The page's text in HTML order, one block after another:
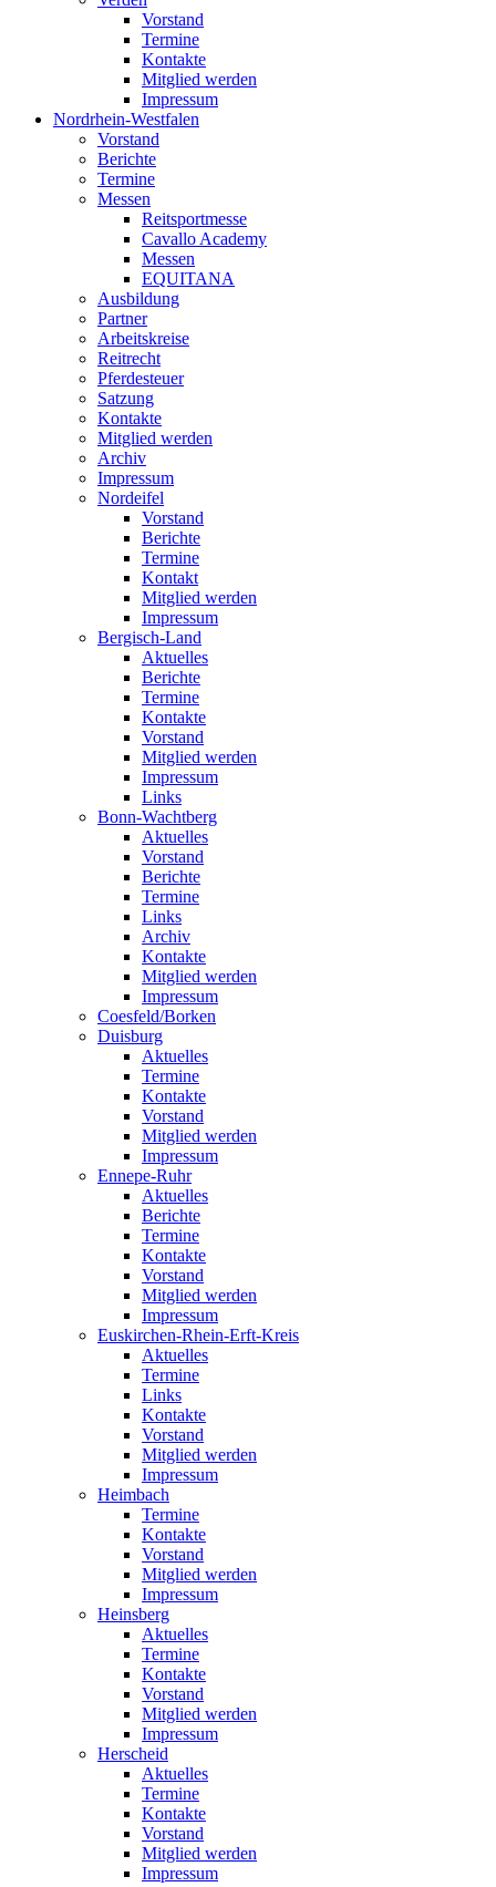
Vorstand
Termine
Kontakte
Mitglied werden
Impressum
Nordrhein-Westfalen
Vorstand
Berichte
Termine
Messen
Reitsportmesse
Cavallo Academy
Messen
EQUITANA
Ausbildung
Partner
Arbeitskreise
Reitrecht
Pferdesteuer
Satzung
Kontakte
Mitglied werden
Archiv
Impressum
Nordeifel
Vorstand
Berichte
Termine
Kontakt
Mitglied werden
Impressum
Bergisch-Land
Aktuelles
Berichte
Termine
Kontakte
Vorstand
Mitglied werden
Impressum
Links
Bonn-Wachtberg
Aktuelles
Vorstand
Berichte
Termine
Links
Archiv
Kontakte
Mitglied werden
Impressum
Coesfeld/Borken
Duisburg
Aktuelles
Termine
Kontakte
Vorstand
Mitglied werden
Impressum
Ennepe-Ruhr
Aktuelles
Berichte
Termine
Kontakte
Vorstand
Mitglied werden
Impressum
Euskirchen-Rhein-Erft-Kreis
Aktuelles
Termine
Links
Kontakte
Vorstand
Mitglied werden
Impressum
Heimbach
Termine
Kontakte
Vorstand
Mitglied werden
Impressum
Heinsberg
Aktuelles
Termine
Kontakte
Vorstand
Mitglied werden
Impressum
Herscheid
Aktuelles
Termine
Kontakte
Vorstand
Mitglied werden
Impressum